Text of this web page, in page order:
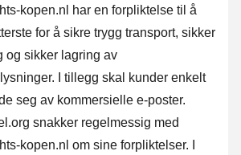
kopen.nl har en forpliktelse til å
for å sikre trygg transport, sikker
og sikker lagring av
I tillegg skal kunder enkelt
seg av kommersielle e-poster.
snakker regelmessig med
kopen.nl om sine forpliktelser. I